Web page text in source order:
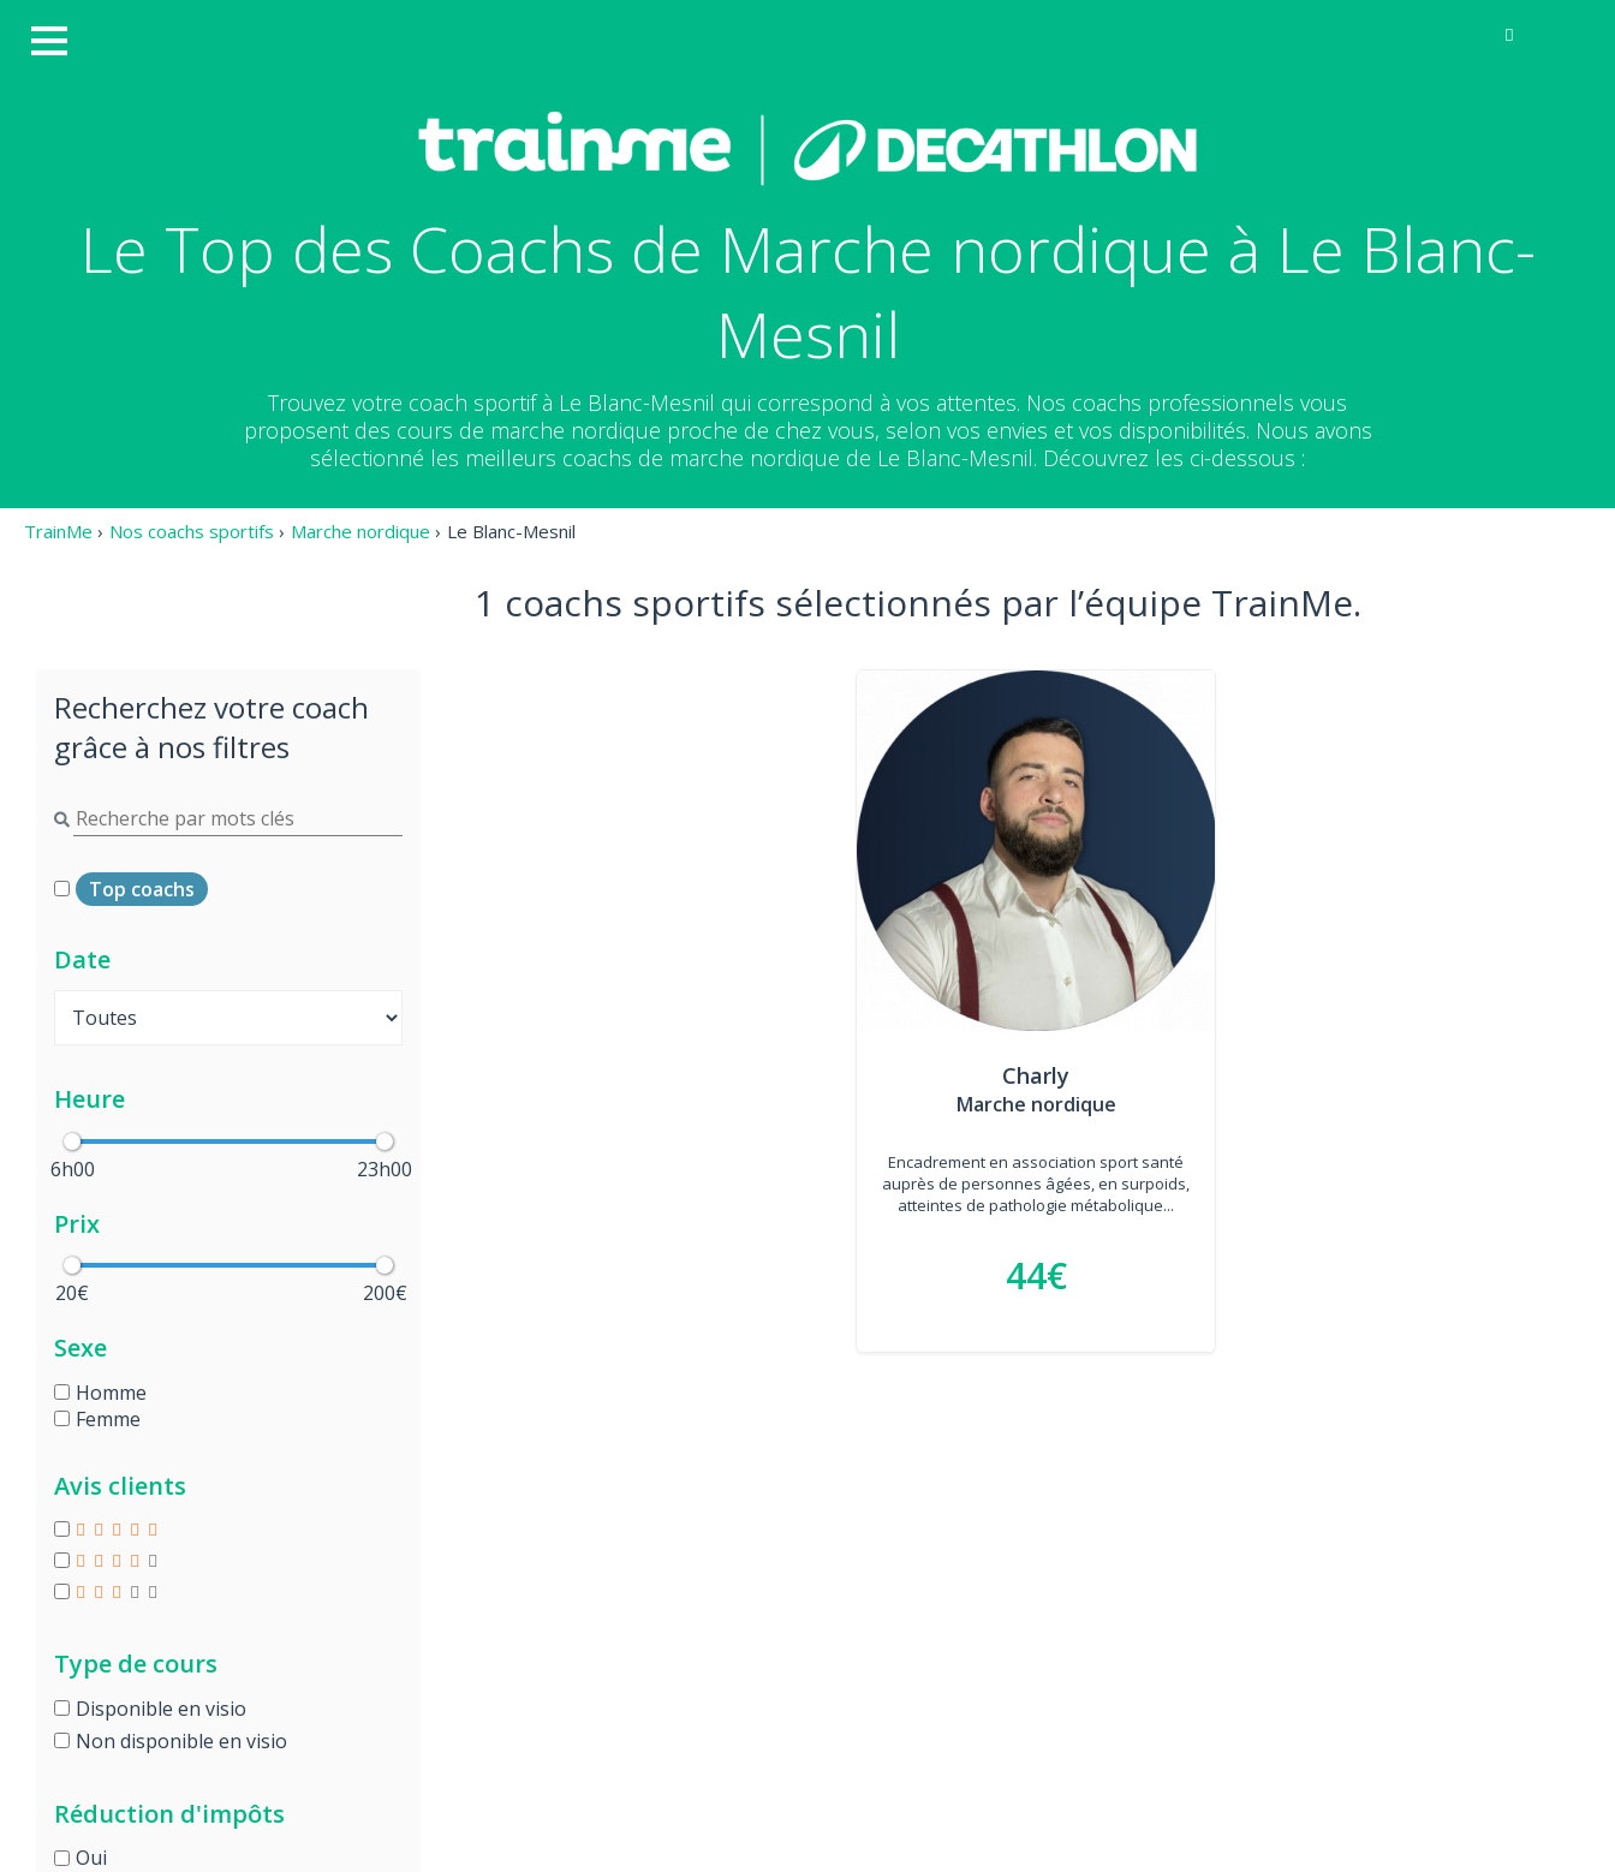
Le Top des Coachs de Marche nordique à Le Blanc-
Mesnil
Trouvez votre coach sportif à Le Blanc-Mesnil qui correspond à vos attentes. Nos coachs professionnels vous
proposent des cours de marche nordique proche de chez vous, selon vos envies et vos disponibilités. Nous avons
sélectionné les meilleurs coachs de marche nordique de Le Blanc-Mesnil. Découvrez les ci-dessous :
TrainMe › Nos coachs sportifs › Marche nordique › Le Blanc-Mesnil
Recherchez votre coach
grâce à nos filtres
Top coachs
Date
Heure
6h00 23h00
Prix
20€ 200€
Sexe
Homme
Femme
Avis clients
Type de cours
Disponible en visio
Non disponible en visio
Réduction d'impôts
Oui
1 coachs sportifs sélectionnés par l’équipe TrainMe.
Charly
Marche nordique
Encadrement en association sport santé
auprès de personnes âgées, en surpoids,
atteintes de pathologie métabolique...
44€